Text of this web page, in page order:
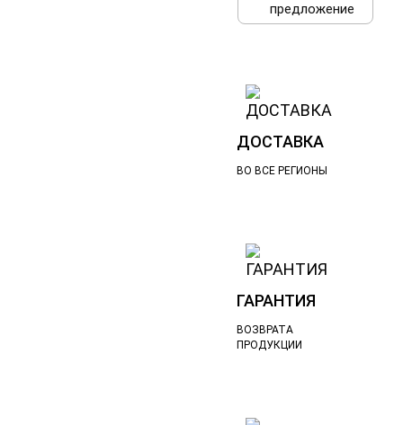
предложение
ДОСТАВКА
ВО ВСЕ РЕГИОНЫ
ГАРАНТИЯ
ВОЗВРАТА
ПРОДУКЦИИ